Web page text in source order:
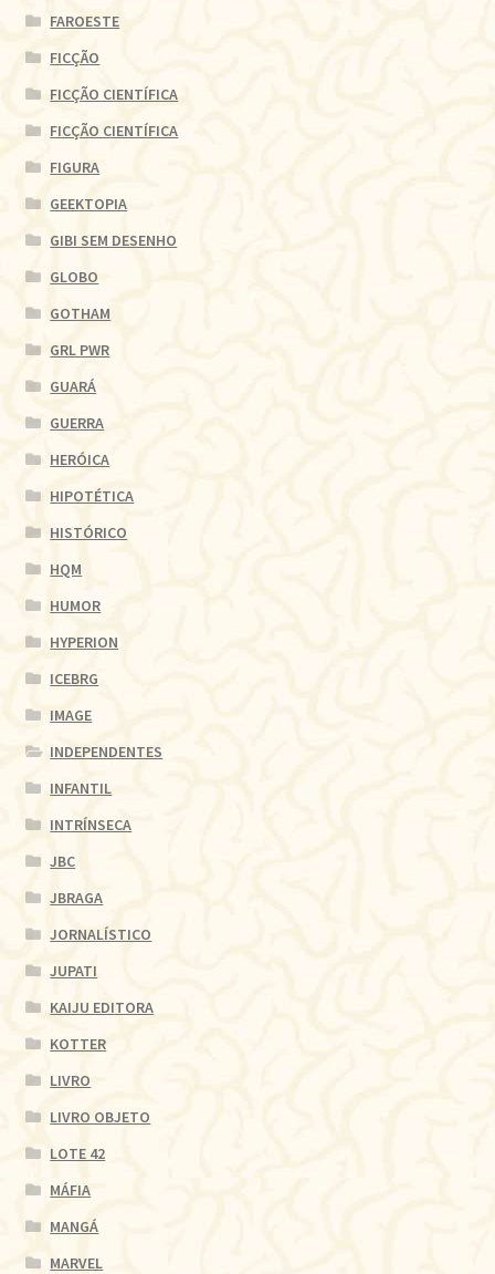
FAROESTE
FICÇÃO
FICÇÃO CIENTÍFICA
FICÇÃO CIENTÍFICA
FIGURA
GEEKTOPIA
GIBI SEM DESENHO
GLOBO
GOTHAM
GRL PWR
GUARÁ
GUERRA
HERÓICA
HIPOTÉTICA
HISTÓRICO
HQM
HUMOR
HYPERION
ICEBRG
IMAGE
INDEPENDENTES
INFANTIL
INTRÍNSECA
JBC
JBRAGA
JORNALÍSTICO
JUPATI
KAIJU EDITORA
KOTTER
LIVRO
LIVRO OBJETO
LOTE 42
MÁFIA
MANGÁ
MARVEL